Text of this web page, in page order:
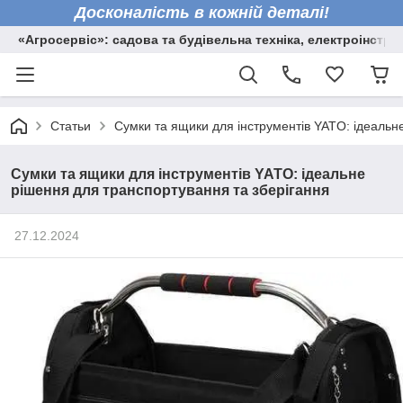
Досконалість в кожній деталі!
«Агросервіс»: садова та будівельна техніка,
Статьи Сумки та ящики для інструментів YATO:
Сумки та ящики для інструментів YATO: ідеальне
рішення для транспортування та зберігання
27.12.2024